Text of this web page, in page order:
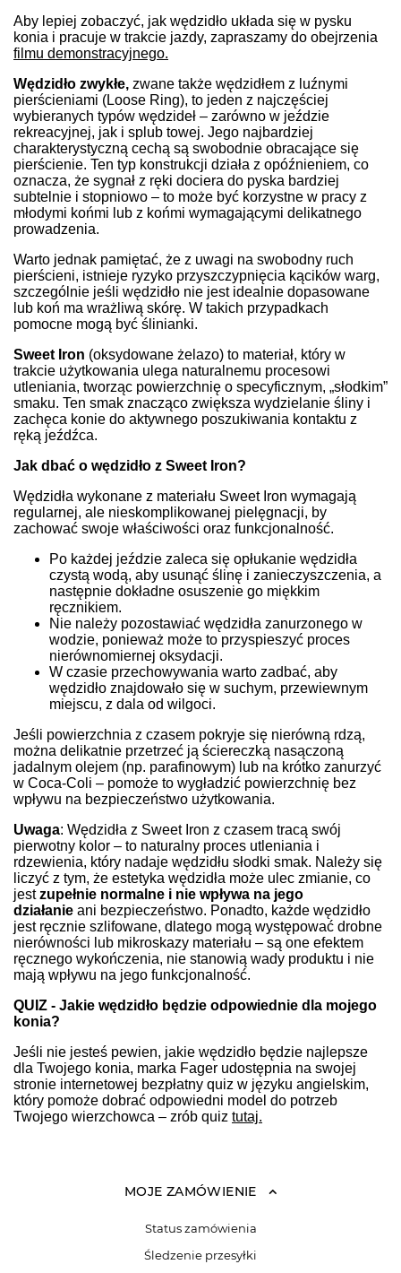
Aby lepiej zobaczyć, jak wędzidło układa się w pysku
konia i pracuje w trakcie jazdy, zapraszamy do obejrzenia
filmu demonstracyjnego.
Wędzidło zwykłe, zwane także wędzidłem z luźnymi
pierścieniami (Loose Ring), to jeden z najczęściej
wybieranych typów wędzideł – zarówno w jeździe
rekreacyjnej, jak i splub towej. Jego najbardziej
charakterystyczną cechą są swobodnie obracające się
pierścienie. Ten typ konstrukcji działa z opóźnieniem, co
oznacza, że sygnał z ręki dociera do pyska bardziej
subtelnie i stopniowo – to może być korzystne w pracy z
młodymi końmi lub z końmi wymagającymi delikatnego
prowadzenia.
Warto jednak pamiętać, że z uwagi na swobodny ruch
pierścieni, istnieje ryzyko przyszczypnięcia kącików warg,
szczególnie jeśli wędzidło nie jest idealnie dopasowane
lub koń ma wrażliwą skórę. W takich przypadkach
pomocne mogą być ślinianki.
Sweet Iron (oksydowane żelazo) to materiał, który w
trakcie użytkowania ulega naturalnemu procesowi
utleniania, tworząc powierzchnię o specyficznym, „słodkim”
smaku. Ten smak znacząco zwiększa wydzielanie śliny i
zachęca konie do aktywnego poszukiwania kontaktu z
ręką jeźdźca.
Jak dbać o wędzidło z Sweet Iron?
Wędzidła wykonane z materiału Sweet Iron wymagają
regularnej, ale nieskomplikowanej pielęgnacji, by
zachować swoje właściwości oraz funkcjonalność.
Po każdej jeździe zaleca się opłukanie wędzidła
czystą wodą, aby usunąć ślinę i zanieczyszczenia, a
następnie dokładne osuszenie go miękkim
ręcznikiem.
Nie należy pozostawiać wędzidła zanurzonego w
wodzie, ponieważ może to przyspieszyć proces
nierównomiernej oksydacji.
W czasie przechowywania warto zadbać, aby
wędzidło znajdowało się w suchym, przewiewnym
miejscu, z dala od wilgoci.
Jeśli powierzchnia z czasem pokryje się nierówną rdzą,
można delikatnie przetrzeć ją ściereczką nasączoną
jadalnym olejem (np. parafinowym) lub na krótko zanurzyć
w Coca-Coli – pomoże to wygładzić powierzchnię bez
wpływu na bezpieczeństwo użytkowania.
Uwaga: Wędzidła z Sweet Iron z czasem tracą swój
pierwotny kolor – to naturalny proces utleniania i
rdzewienia, który nadaje wędzidłu słodki smak. Należy się
liczyć z tym, że estetyka wędzidła może ulec zmianie, co
jestzupełnie normalne i nie wpływa na jego
działanie ani bezpieczeństwo. Ponadto, każde wędzidło
jest ręcznie szlifowane, dlatego mogą występować drobne
nierówności lub mikroskazy materiału – są one efektem
ręcznego wykończenia, nie stanowią wady produktu i nie
mają wpływu na jego funkcjonalność.
QUIZ - Jakie wędzidło będzie odpowiednie dla mojego
konia?
Jeśli nie jesteś pewien, jakie wędzidło będzie najlepsze
dla Twojego konia, marka Fager udostępnia na swojej
stronie internetowej bezpłatny quiz w języku angielskim,
który pomoże dobrać odpowiedni model do potrzeb
Twojego wierzchowca – zrób quiz tutaj.
MOJE ZAMÓWIENIE
Status zamówienia
Śledzenie przesyłki